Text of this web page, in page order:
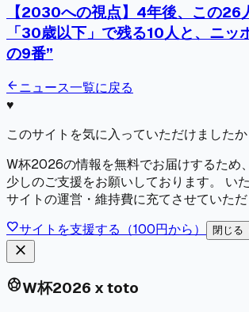
【2030への視点】4年後、この26
「30歳以下」で残る10人と、ニッ
の9番”
arrow_back ニュース一覧に戻る
♥
このサイトを気に入っていただけましたか
W杯2026の情報を無料でお届けするため
少しのご支援をお願いしております。 い
サイトの運営・維持費に充てさせていただ
favoriteサイトを支援する（100円から） 閉じる
close
sports_soccerW杯2026 x toto